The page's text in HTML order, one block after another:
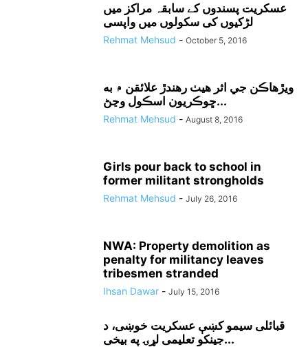
عسکریت پسندوں کے سابقہ مراکز میں
لڑکیوں کی سکولوں میں واپسی
Rehmat Mehsud - October 5, 2016
ويڙهاڪن جي اثر هيٺ رهندڙ علائقن ۾ به
ڇوڪريون اسڪول وڃڻ...
Rehmat Mehsud - August 8, 2016
Girls pour back to school in
former militant strongholds
Rehmat Mehsud - July 26, 2016
NWA: Property demolition as
penalty for militancy leaves
tribesmen stranded
Ihsan Dawar - July 15, 2016
قبائلى سيمو کښې عسکريت خوښى، د
جينکو تعليمى لړۍ په بيخى...